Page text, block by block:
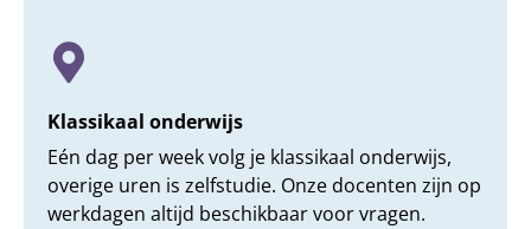
Klassikaal onderwijs
Eén dag per week volg je klassikaal onderwijs,
overige uren is zelfstudie. Onze docenten zijn op
werkdagen altijd beschikbaar voor vragen.